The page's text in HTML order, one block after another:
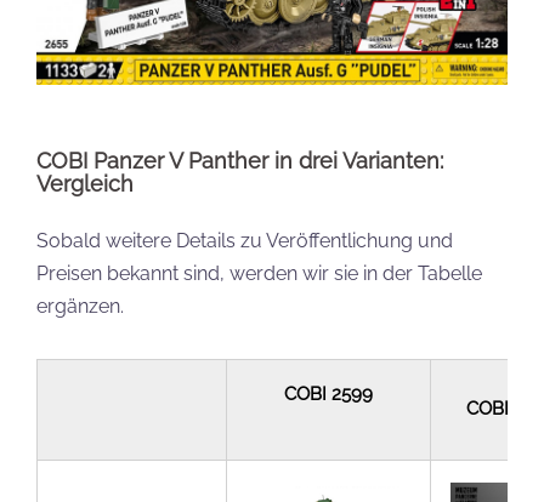
COBI Panzer V Panther in drei Varianten:
Vergleich
Sobald weitere Details zu Veröffentlichung und
Preisen bekannt sind, werden wir sie in der Tabelle
ergänzen.
COBI 2599
COBI